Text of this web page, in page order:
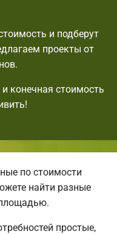
и подберут
проекты от
конечная стоимость
по стоимости
найти разные
простые,